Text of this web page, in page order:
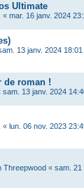
Ultimate
« mar. 16 janv. 2024
13 janv. 2024 18:01
de roman !
sam. 13 janv. 2024
« lun. 06 nov. 2023
Threepwood « sam. 21